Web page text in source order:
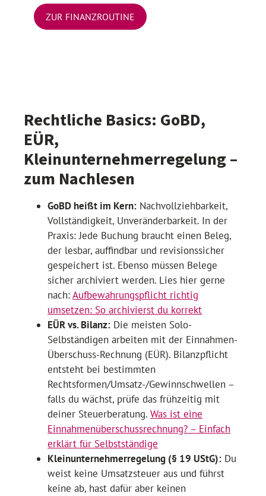
ZUR FINANZROUTINE
Rechtliche Basics: GoBD,
EÜR,
Kleinunternehmerregelung –
zum Nachlesen
GoBD heißt im Kern: Nachvollziehbarkeit,
Vollständigkeit, Unveränderbarkeit. In der
Praxis: Jede Buchung braucht einen Beleg,
der lesbar, auffindbar und revisionssicher
gespeichert ist. Ebenso müssen Belege
sicher archiviert werden. Lies hier gerne
nach:Aufbewahrungspflicht richtig
umsetzen: So archivierst du korrekt
EÜR vs. Bilanz: Die meisten Solo-
Selbständigen arbeiten mit der Einnahmen-
Überschuss-Rechnung (EÜR). Bilanzpflicht
entsteht bei bestimmten
Rechtsformen/Umsatz-/Gewinnschwellen –
falls du wächst, prüfe das frühzeitig mit
deiner Steuerberatung. Was ist eine
Einnahmenüberschussrechnung? – Einfach
erklärt für Selbstständige
Kleinunternehmerregelung (§ 19 UStG): Du
weist keine Umsatzsteuer aus und führst
keine ab, hast dafür aber keinen